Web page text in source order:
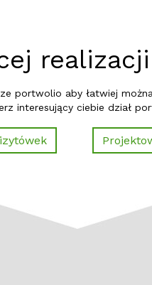
Kapitałowych
pozarządową,
Biuletyn Miesięczny
portwolio aby łatwiej
interesujący ciebie dział